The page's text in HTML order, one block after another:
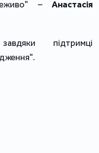
– Анастасія
підтримці